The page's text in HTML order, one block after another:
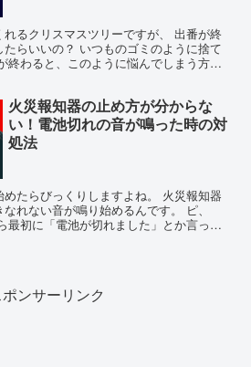
るクリスマスツリーですが、 出番が終
らいいの？ いつものゴミのように捨て
終わると、このように悩んでしまう方も
火災報知器の止め方が分からな
い！電池切れの音が鳴った時の対
処法
たらびっくりしますよね。 火災報知器
れない音が鳴り始めるんです。 ピ、
最初に「電池が切れました」とか言って
ンサーリンク